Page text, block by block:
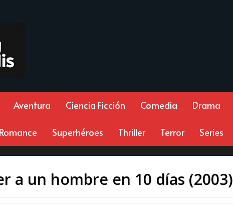
Aventura Ciencia Ficción Comedia Drama
Romance Superhéroes Thriller Terror Series
a un hombre en 10 días (2003)